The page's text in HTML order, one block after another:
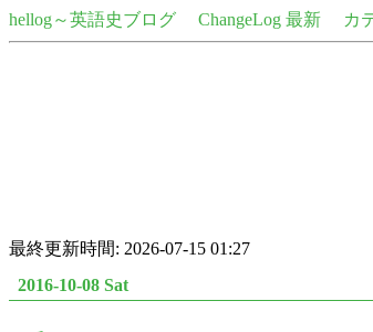
hellog～英語史ブログ ChangeLog 最新 カ
最終更新時間: 2026-07-15 01:27
2016-10-08 Sat